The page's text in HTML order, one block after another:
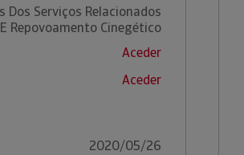
Dos Serviços Relacionados
Repovoamento Cinegético
Aceder
Aceder
2020/05/26